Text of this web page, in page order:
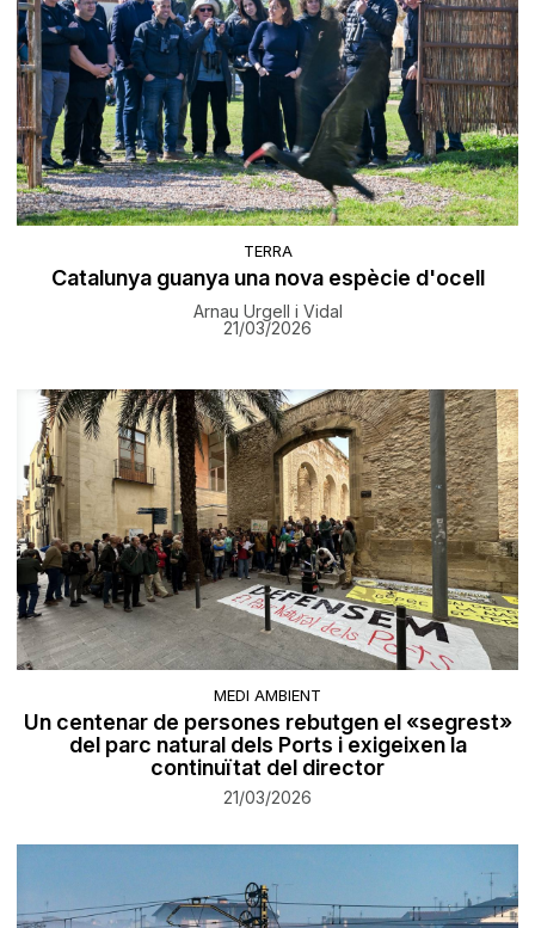
TERRA
Catalunya guanya una nova espècie d'ocell
Arnau Urgell i Vidal
21/03/2026
MEDI AMBIENT
Un centenar de persones rebutgen el «segrest»
del parc natural dels Ports i exigeixen la
continuïtat del director
21/03/2026